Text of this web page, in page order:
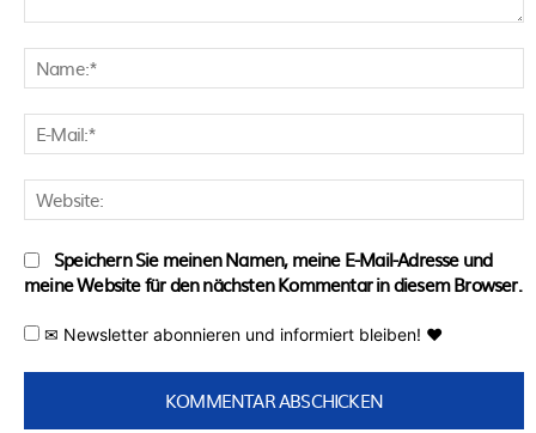
Speichern Sie meinen Namen, meine E-Mail-Adresse und
meine Website für den nächsten Kommentar in diesem Browser.
✉ Newsletter abonnieren und informiert bleiben! ♥